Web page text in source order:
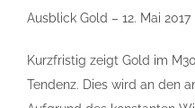
Ausblick Gold – 12. Mai 2017
Kurzfristig zeigt Gold im
Tendenz. Dies wird an den